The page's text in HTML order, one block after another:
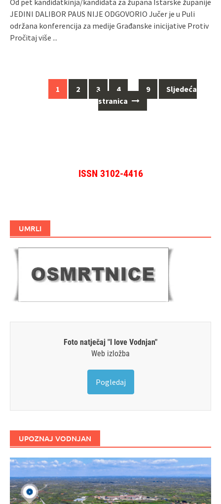
Od pet kandidatkinja/kandidata za župana Istarske županije
JEDINI DALIBOR PAUS NIJE ODGOVORIO Jučer je u Puli
održana konferencija za medije Građanske inicijative Protiv
Pročitaj više ...
1 2 3 4 … 9
Sljedeća
stranica
ISSN 3102-4416
UMRLI
Foto natječaj "I love Vodnjan"
Web izložba
Pogledaj
UPOZNAJ VODNJAN